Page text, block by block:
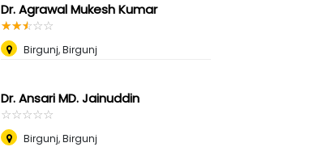
Dr. Agrawal Mukesh Kumar
☆☆☆☆☆
★★★★★
Birgunj, Birgunj
Dr. Ansari MD. Jainuddin
☆☆☆☆☆
★★★★★
Birgunj, Birgunj